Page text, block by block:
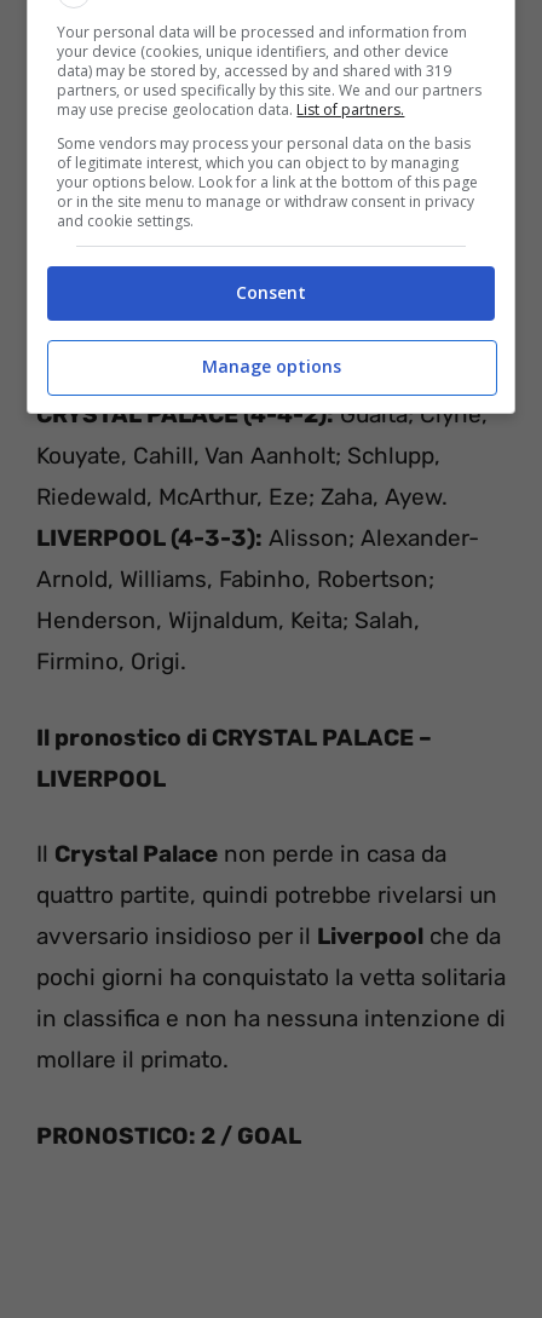
CRYSTAL PALACE – LIVERPOOL
LE PROBABILI FORMAZIONI
CRYSTAL PALACE (4-4-2):Guaita; Clyne,
Kouyate, Cahill, Van Aanholt; Schlupp,
Riedewald, McArthur, Eze; Zaha, Ayew.
LIVERPOOL (4-3-3): Alisson; Alexander-
Arnold, Williams, Fabinho, Robertson;
Henderson, Wijnaldum, Keita; Salah,
Firmino, Origi.
Il pronostico di CRYSTAL PALACE –
LIVERPOOL
Il Crystal Palace non perde in casa da
quattro partite, quindi potrebbe rivelarsi un
avversario insidioso per il Liverpool che da
pochi giorni ha conquistato la vetta solitaria
in classifica e non ha nessuna intenzione di
mollare il primato.
PRONOSTICO: 2 / GOAL
Your personal data will be processed and information from
your device (cookies, unique identifiers, and other device
data) may be stored by, accessed by and shared with 319
partners, or used specifically by this site. We and our partners
may use precise geolocation data. List of partners.
Some vendors may process your personal data on the basis
of legitimate interest, which you can object to by managing
your options below. Look for a link at the bottom of this page
or in the site menu to manage or withdraw consent in privacy
and cookie settings.
Consent
Manage options